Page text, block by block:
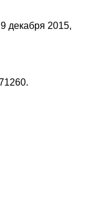
9 декабря 2015,